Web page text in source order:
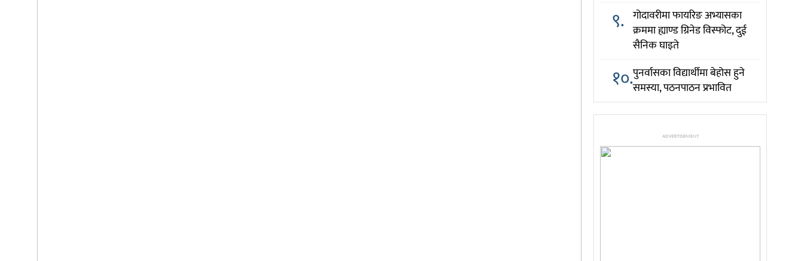
९. गोदावरीमा फायरिङ अभ्यासका
क्रममा ह्याण्ड ग्रिनेड विस्फोट, दुई
सैनिक घाइते
१०.पुनर्वासका विद्यार्थीमा बेहोस हुने
समस्या, पठनपाठन प्रभावित
ADVERTISEMENT